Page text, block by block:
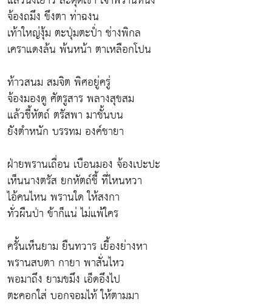
จ้องถมึง ขึงตา ท่าฉงน
เท้าใหญ่งุ้ม ตะปุ่มตะป่ำ ช่างพิกล
เคราแดงล้น พ้นหน้า ตาเหลือกโปน
ท้าวสนม สมจิต พิศอยู่ครู่
จ้องมองดู ศัตรูสาร พลางสุขสม
แล้วชี้หัตถ์ ตรัสพา มาชั้นบน
ยังตำหนัก บรรทม องค์ชายา
ฝ่ายพรานเถื่อน เบือนมอง จ้องเปะปะ
เห็นนางตรัส ยกหัตถ์ชี้ ที่ไหนหวา
ไอ้คนไหน พรานใด ให้สงกา
ทั่วผืนป่า ข้าก็แน่ ไม่แพ้ใคร
ครั้นเห็นยาม ยืนทวาร เยื้องย่างหา
พรานสบตา กายา พาสั่นไหว
พอมาถึง ยามขมึง เอ็ดอึงไป
ตะคอกใส่ บอกจอมไท้ ให้ตามมา